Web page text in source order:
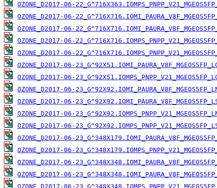
OZONE_D2017-06-
OZONE_D2017-06-
OZONE_D2017-06-
OZONE_D2017-06-
OZONE_D2017-06-
OZONE_D2017-06-
OZONE_D2017-06-
OZONE_D2017-06-
OZONE_D2017-06-
OZONE_D2017-06-
OZONE_D2017-06-
OZONE_D2017-06-
OZONE_D2017-06-
OZONE_D2017-06-
OZONE_D2017-06-
OZONE_D2017-06-